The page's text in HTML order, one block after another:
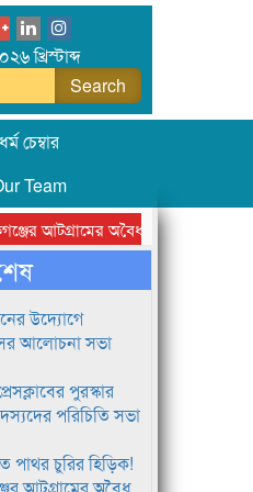
খ্রিস্টাব্দ
চেম্বার
Team
আটগ্রামের অবৈধ ক্রাশার জোন চক্র
উদ্যোগে
আলোচনা সভা
পুরস্কার
পরিচিতি সভা
পাথর চুরির হিড়িক!